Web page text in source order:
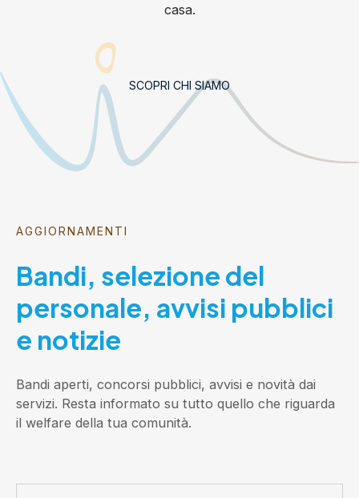
casa.
SCOPRI CHI SIAMO
AGGIORNAMENTI
Bandi, selezione del
personale, avvisi pubblici
e notizie
Bandi aperti, concorsi pubblici, avvisi e novità dai
servizi. Resta informato su tutto quello che riguarda
il welfare della tua comunità.